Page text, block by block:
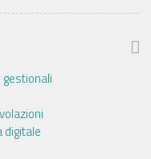
digitale